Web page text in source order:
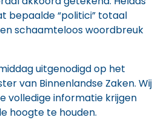
bepaalde “politici” totaal
schaamteloos woordbreuk
uitgenodigd op het
van Binnenlandse Zaken. Wij
volledige informatie krijgen
hoogte te houden.